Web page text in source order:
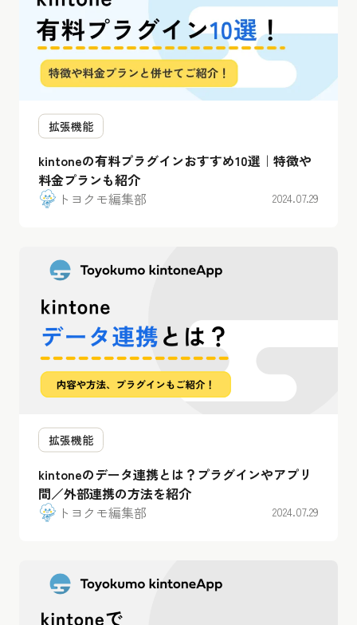
拡張機能
kintoneの有料プラグインおすすめ10選｜特徴や
料金プランも紹介
トヨクモ編集部
2024.07.29
拡張機能
kintoneのデータ連携とは？プラグインやアプリ
間／外部連携の方法を紹介
トヨクモ編集部
2024.07.29